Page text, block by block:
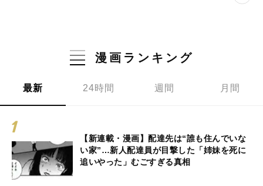
漫画ランキング
最新 24時間 週間 月間
【新連載・漫画】配達先は“誰も住んでいな
い家”…新人配達員が目撃した「姉妹を死に
追いやった」むごすぎる真相